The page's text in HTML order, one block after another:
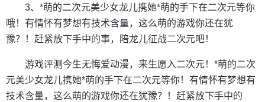
3、*萌的二次元美少女龙儿携她*萌的手下在二次元等你
哦！有情怀有梦想有技术含量，这么萌的游戏你还在犹
豫？！赶紧放下手中的事，陪龙儿征战二次元吧！
游戏评测今生无悔爱动漫，来生愿入二次元！*萌的二次
元美少女龙儿携她*萌的手下在二次元等你！有情怀有梦想有
技术含量，这么萌的游戏你还在犹豫？！赶紧放下手中的